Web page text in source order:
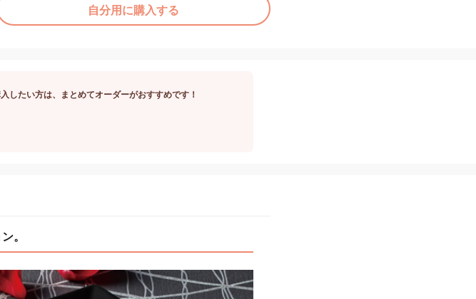
自分用に購入する
したい方は、まとめてオーダーがおすすめです！
。